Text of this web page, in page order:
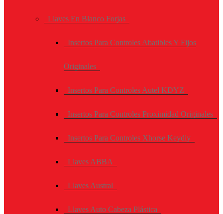
Llaves En Blanco Forjas
Insertos Para Controles Abatibles Y Fijos
Originales
Insertos Para Controles Autel KDYZ
Insertos Para Controles Proximidad Originales
Insertos Para Controles Xhorse Keydiy
Llaves ABBA
Llaves Austral
Llaves Auto Cabeza Plástica